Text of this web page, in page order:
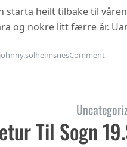
heilt tilbake til
og nokre litt færre år.
johnny.solheimsnesCommenton
Til Sogn